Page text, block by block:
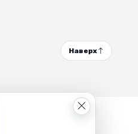
Наверх